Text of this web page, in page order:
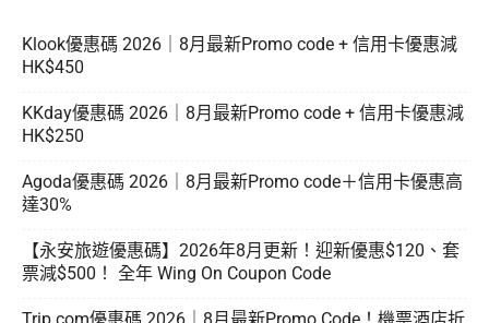
Klook優惠碼 2026｜8月最新Promo code + 信用卡優惠減
HK$450
KKday優惠碼 2026｜8月最新Promo code + 信用卡優惠減
HK$250
Agoda優惠碼 2026｜8月最新Promo code＋信用卡優惠高
達30%
【永安旅遊優惠碼】2026年8月更新！迎新優惠$120、套
票減$500！ 全年 Wing On Coupon Code